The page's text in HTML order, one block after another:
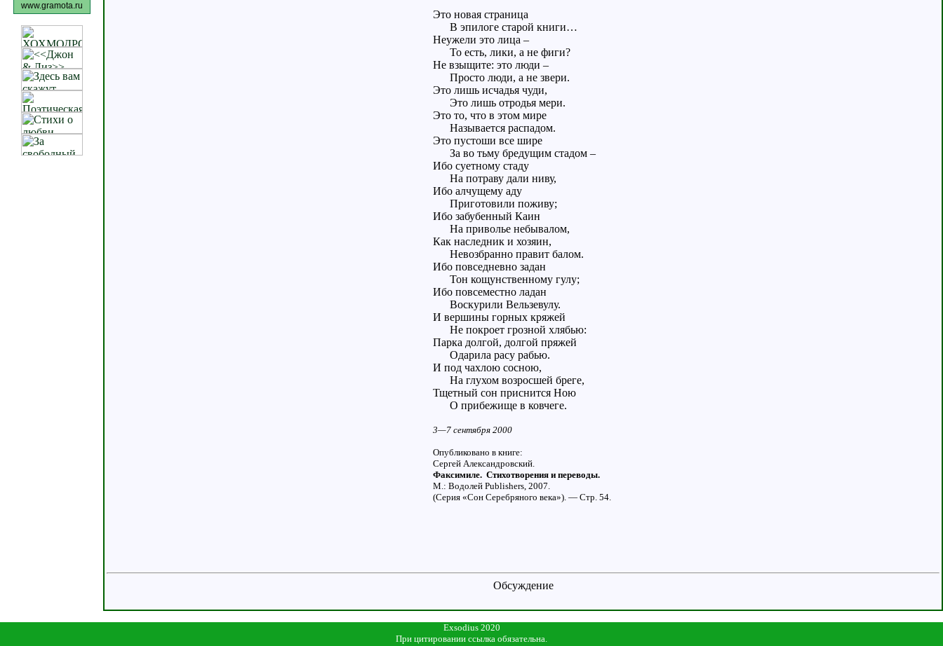
www.gramota.ru
Это новая страница
В эпилоге старой книги…
Неужели это лица –
То есть, лики, а не фиги?
Не взыщите: это люди –
Просто люди, а не звери.
Это лишь исчадья чуди,
Это лишь отродья мери.
Это то, что в этом мире
Называется распадом.
Это пустоши все шире
За во тьму бредущим стадом –
Ибо суетному стаду
На потраву дали ниву,
Ибо алчущему аду
Приготовили поживу;
Ибо забубенный Каин
На приволье небывалом,
Как наследник и хозяин,
Невозбранно правит балом.
Ибо повседневно задан
Тон кощунственному гулу;
Ибо повсеместно ладан
Воскурили Вельзевулу.
И вершины горных кряжей
Не покроет грозной хлябью:
Парка долгой, долгой пряжей
Одарила расу рабью.
И под чахлою сосною,
На глухом возросшей бреге,
Тщетный сон приснится Ною
О прибежище в ковчеге.
3—7 сентября 2000
Опубликовано в книге:
Сергей Александровский.
Факсимиле. Стихотворения и переводы.
М.: Водолей Publishers, 2007.
(Серия «Сон Серебряного века»). — Стр. 54.
Обсуждение
Exsodius 2020
При цитировании ссылка обязательна.